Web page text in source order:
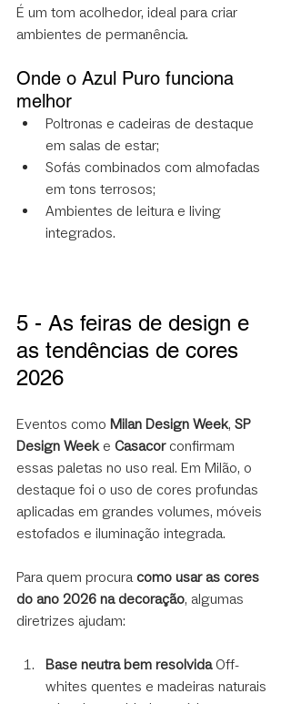
É um tom acolhedor, ideal para criar
ambientes de permanência.
Onde o Azul Puro funciona
melhor
Poltronas e cadeiras de destaque
em salas de estar;
Sofás combinados com almofadas
em tons terrosos;
Ambientes de leitura e living
integrados.
5 - As feiras de design e
as tendências de cores
2026
Eventos como Milan Design Week, SP
Design Week e Casacor confirmam
essas paletas no uso real. Em Milão, o
destaque foi o uso de cores profundas
aplicadas em grandes volumes, móveis
estofados e iluminação integrada.
Para quem procura como usar as cores
do ano 2026 na decoração, algumas
diretrizes ajudam:
Base neutra bem resolvida Off-
whites quentes e madeiras naturais